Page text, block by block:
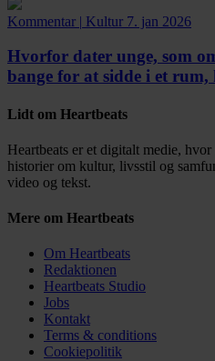
Kommentar | Kultur 7. jan 2026
Hvorfor dater unge, som
bange for at sidde i et
Lidt om Heartbeats
Heartbeats er et digitalt medie,
historier om kultur, livsstil og
video og tekst.
Mere om Heartbeats
Om Heartbeats
Redaktionen
Heartbeats Studio
Jobs
Kontakt
Terms & conditions
Cookiepolitik